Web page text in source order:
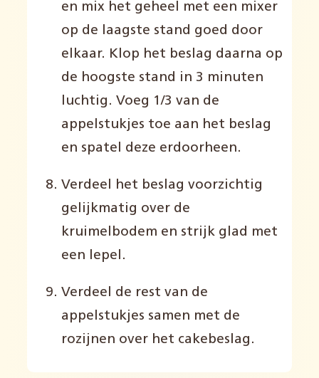
en mix het geheel met een mixer
op de laagste stand goed door
elkaar. Klop het beslag daarna op
de hoogste stand in 3 minuten
luchtig . Voeg 1/3 van de
appelstukjes toe aan het beslag
en spatel deze erdoorheen.
Verdeel het beslag voorzichtig
gelijkmatig over de
kruimelbodem en strijk glad met
een lepel .
Verdeel de rest van de
appelstukjes samen met de
rozijnen over het cakebeslag .